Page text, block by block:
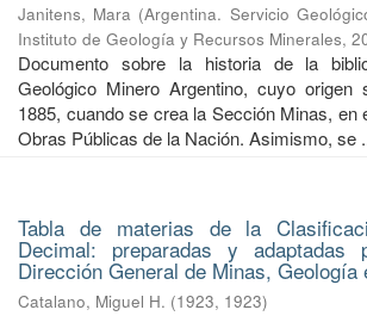
Janitens, Mara (Argentina. Servicio
Instituto de Geología y Recursos Minerales,
Documento sobre la historia de la
Geológico Minero Argentino, cuyo
1885, cuando se crea la Sección Minas, en
Obras Públicas de la Nación. Asimismo, se
Tabla de materias de la
Decimal: preparadas y
Dirección General de Minas, Geología
Catalano, Miguel H. (1923, 1923)